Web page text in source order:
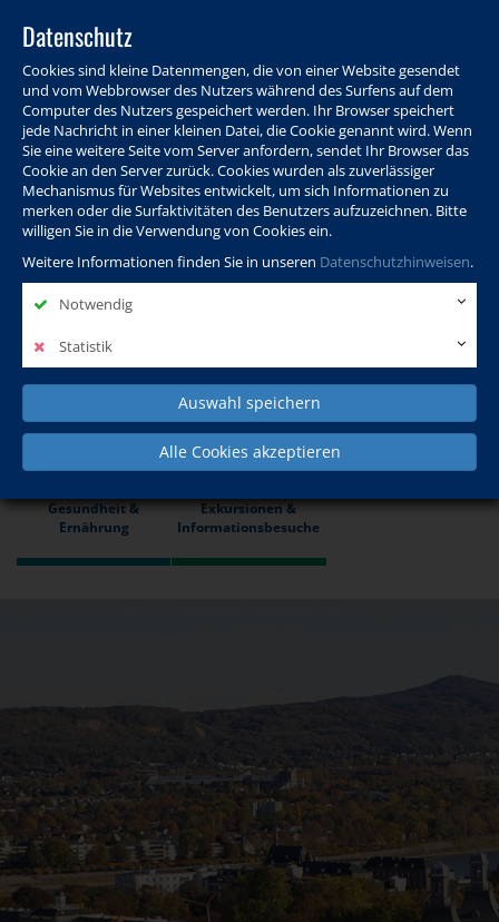
Datenschutz
Cookies sind kleine Datenmengen, die von einer Website gesendet
und vom Webbrowser des Nutzers während des Surfens auf dem
Computer des Nutzers gespeichert werden. Ihr Browser speichert
jede Nachricht in einer kleinen Datei, die Cookie genannt wird. Wenn
Sie eine weitere Seite vom Server anfordern, sendet Ihr Browser das
Cookie an den Server zurück. Cookies wurden als zuverlässiger
Mechanismus für Websites entwickelt, um sich Informationen zu
merken oder die Surfaktivitäten des Benutzers aufzuzeichnen. Bitte
willigen Sie in die Verwendung von Cookies ein.
Weitere Informationen finden Sie in unseren Datenschutzhinweisen.
Notwendig
Statistik
Auswahl speichern
Alle Cookies akzeptieren
Programm Info & Service Aktuelles Warenkorb Login
Ansprechpersonen Kontakt Sitemap
Politik, Wissenschaft &
Internationales
Beruf, IT & Digitales
Gesundheit &
Ernährung
Exkursionen &
Informationsbesuche